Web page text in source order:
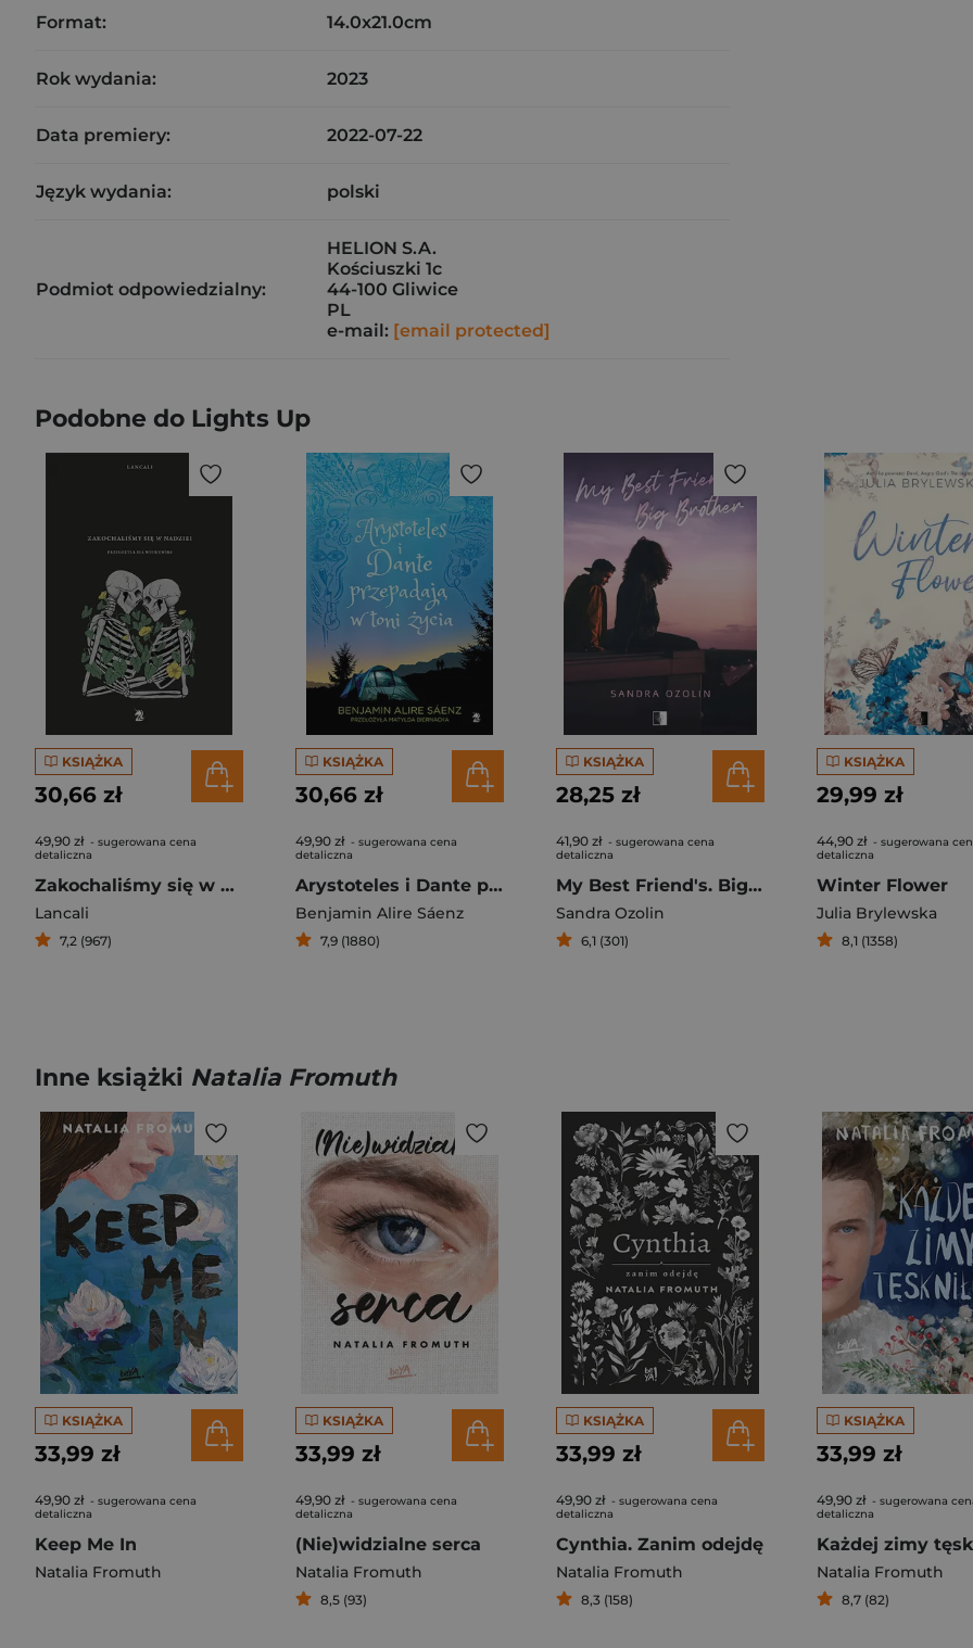
Format: 14.0x21.0cm
Rok wydania: 2023
Data premiery: 2022-07-22
Język wydania: polski
Podmiot odpowiedzialny:
HELION S.A.
Kościuszki 1c
44-100 Gliwice
PL
e-mail: [email protected]
Podobne do Lights Up
KSIĄŻKA
30,66 zł
49,90 zł - sugerowana cena
detaliczna
Zakochaliśmy się w nadziei
Lancali
7,2 (967)
KSIĄŻKA
30,66 zł
49,90 zł - sugerowana cena
detaliczna
Arystoteles i Dante przepadają w toni życia
Benjamin Alire Sáenz
7,9 (1880)
KSIĄŻKA
28,25 zł
41,90 zł - sugerowana cena
detaliczna
My Best Friend's. Big Brother
Sandra Ozolin
6,1 (301)
KSIĄŻKA
29,99 zł
44,90 zł - sugerowana
detaliczna
Winter Flower
Julia Brylewska
8,1 (1358)
Inne książki Natalia Fromuth
KSIĄŻKA
33,99 zł
49,90 zł - sugerowana cena
detaliczna
Keep Me In
Natalia Fromuth
KSIĄŻKA
33,99 zł
49,90 zł - sugerowana cena
detaliczna
(Nie)widzialne serca
Natalia Fromuth
8,5 (93)
KSIĄŻKA
33,99 zł
49,90 zł - sugerowana cena
detaliczna
Cynthia. Zanim odejdę
Natalia Fromuth
8,3 (158)
KSIĄŻKA
33,99 zł
49,90 zł - sugerowana
detaliczna
Każdej zimy
Natalia Fromuth
8,7 (82)